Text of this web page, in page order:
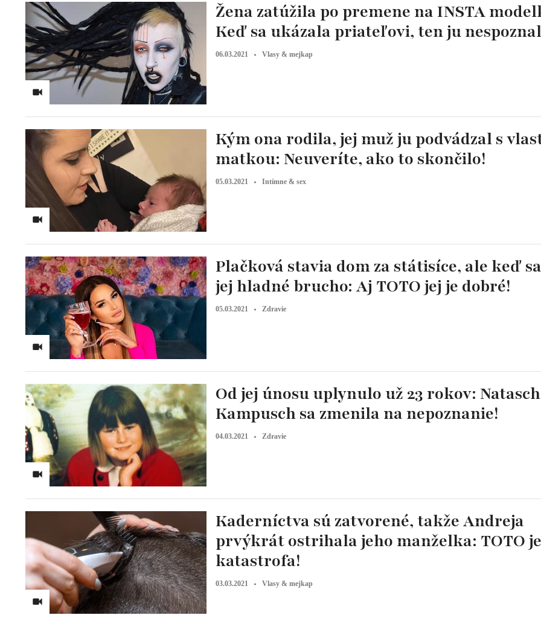
Žena zatúžila po premene na INSTA
Keď sa ukázala priateľovi, ten ju
06.03.2021 Vlasy & mejkap
Kým ona rodila, jej muž ju podvádzal s
matkou: Neuveríte, ako to skončilo!
05.03.2021 Intímne & sex
Plačková stavia dom za státisíce, ale keď
jej hladné brucho: Aj TOTO jej je dobré!
05.03.2021 Zdravie
Od jej únosu uplynulo už 23 rokov:
Kampusch sa zmenila na nepoznanie!
04.03.2021 Zdravie
Kaderníctva sú zatvorené, takže Andreja
prvýkrát ostrihala jeho manželka: TOTO
katastrofa!
03.03.2021 Vlasy & mejkap